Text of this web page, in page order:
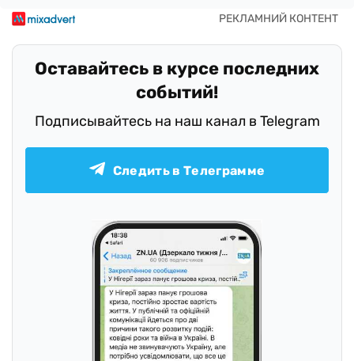
Оставайтесь в курсе последних
событий!
Подписывайтесь на наш канал в Telegram
Следить в Телеграмме